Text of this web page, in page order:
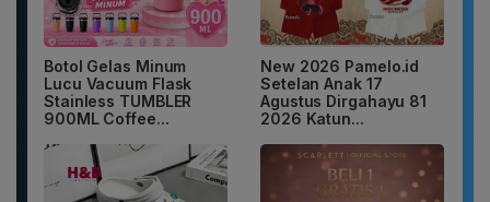
Botol Gelas Minum
Lucu Vacuum Flask
Stainless TUMBLER
900ML Coffee...
New 2026 Pamelo.id
Setelan Anak 17
Agustus Dirgahayu 81
2026 Katun...